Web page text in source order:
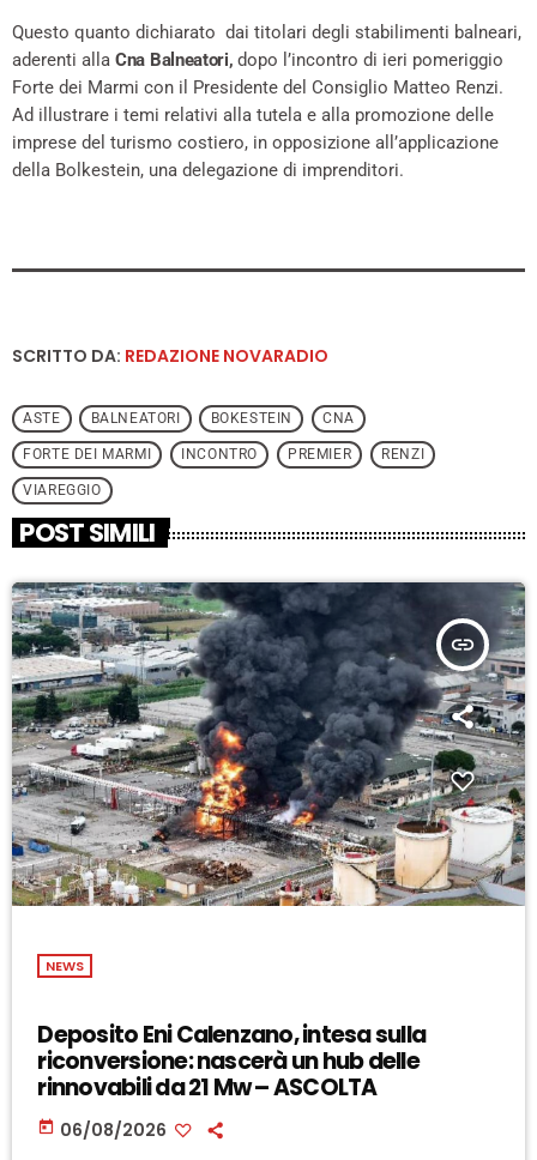
Questo quanto dichiarato dai titolari degli stabilimenti balneari,
aderenti alla Cna Balneatori,dopo l’incontro di ieri pomeriggio
Forte dei Marmi con il Presidente del Consiglio Matteo Renzi.
Ad illustrare i temi relativi alla tutela e alla promozione delle
imprese del turismo costiero, in opposizione all’applicazione
della Bolkestein, una delegazione di imprenditori.
SCRITTO DA: REDAZIONE NOVARADIO
ASTE BALNEATORI BOKESTEIN CNA
FORTE DEI MARMI INCONTRO PREMIER RENZI
VIAREGGIO
POST SIMILI
insert_link
NEWS
Deposito Eni Calenzano, intesa sulla
riconversione: nascerà un hub delle
rinnovabili da 21 Mw – ASCOLTA
today 06/08/2026